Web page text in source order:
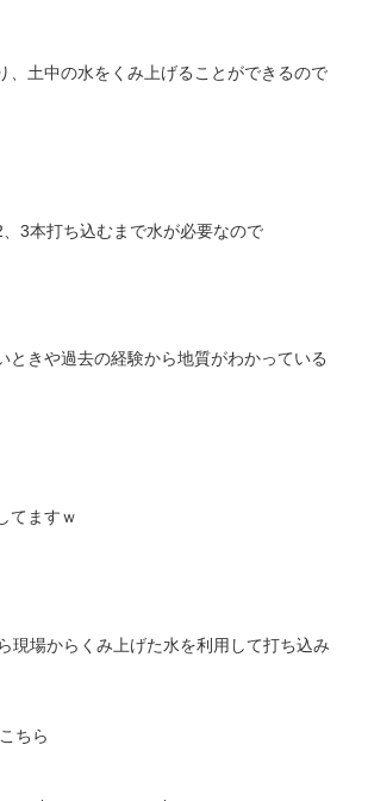
、土中の水をくみ上げることができるので
3本打ち込むまで水が必要なので
ときや過去の経験から地質がわかっている
てますｗ
現場からくみ上げた水を利用して打ち込み
ちら